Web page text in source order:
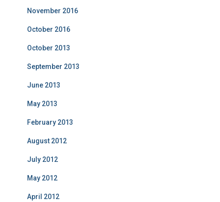
November 2016
October 2016
October 2013
September 2013
June 2013
May 2013
February 2013
August 2012
July 2012
May 2012
April 2012